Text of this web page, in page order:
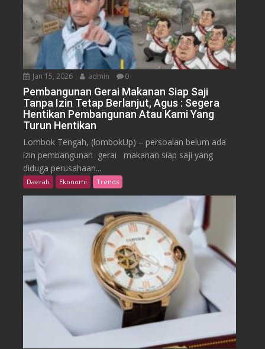
Jan 15, 2026 admin 0
Pembangunan Gerai Makanan Siap Saji
Tanpa Izin Tetap Berlanjut, Agus : Segera
Hentikan Pembangunan Atau Kami Yang
Turun Hentikan
Lombok Tengah, (lombokUp) – persoalan belum ada
izin pembangunan gerai makanan siap saji yang
diduga perusahaan...
Daerah Ekonomi Trends